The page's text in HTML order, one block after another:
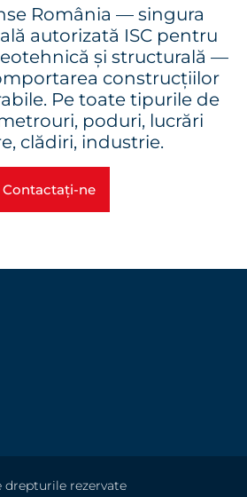
România — singura
autorizată ISC pentru
și structurală —
construcțiilor
Pe toate tipurile de
poduri, lucrări
clădiri, industrie.
Contactați-ne
drepturile rezervate